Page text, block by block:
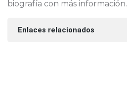
biografía con más información.
Enlaces relacionados